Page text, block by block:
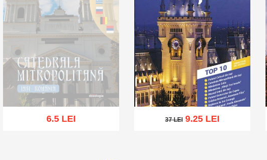
6.5 LEI 37 LEI 9.25 LEI